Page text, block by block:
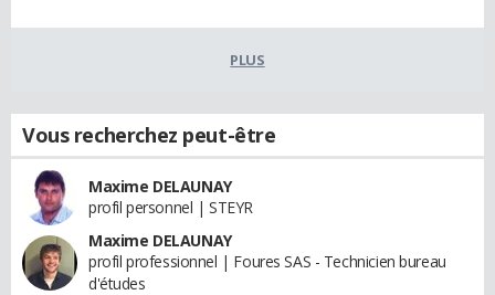
PLUS
Vous recherchez peut-être
Maxime DELAUNAY
profil personnel | STEYR
Maxime DELAUNAY
profil professionnel | Foures SAS - Technicien bureau
d'études